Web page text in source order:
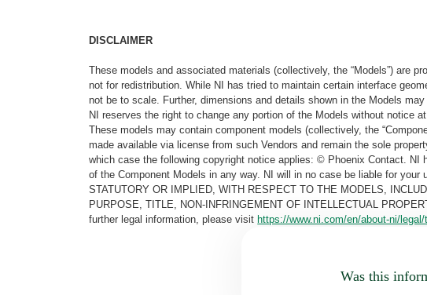
DISCLAIMER
These models and associated materials (collectively, the “Models”) are
not for redistribution. While NI has tried to maintain certain interface
not be to scale. Further, dimensions and details shown in the Models
NI reserves the right to change any portion of the Models without notice at
These models may contain component models (collectively, the
made available via license from such Vendors and remain the sole
which case the following copyright notice applies: © Phoenix Contact. NI
of the Component Models in any way. NI will in no case be liable for
STATUTORY OR IMPLIED, WITH RESPECT TO THE MODELS,
PURPOSE, TITLE, NON-INFRINGEMENT OF INTELLECTUAL
further legal information, please visithttps://www.ni.com/en/about-ni/
Was this